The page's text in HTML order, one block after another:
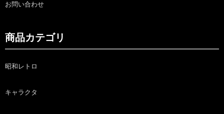
お問い合わせ
商品カテゴリ
昭和レトロ
キャラクタ